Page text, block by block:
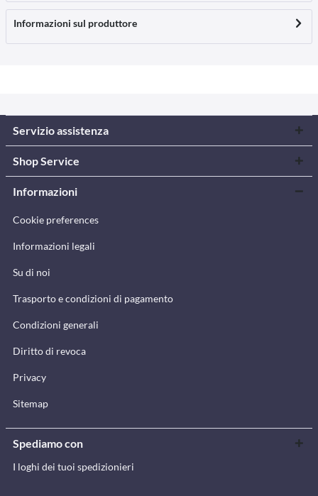
Informazioni sul produttore
Servizio assistenza
Shop Service
Informazioni
Cookie preferences
Informazioni legali
Su di noi
Trasporto e condizioni di pagamento
Condizioni generali
Diritto di revoca
Privacy
Sitemap
Spediamo con
I loghi dei tuoi spedizionieri